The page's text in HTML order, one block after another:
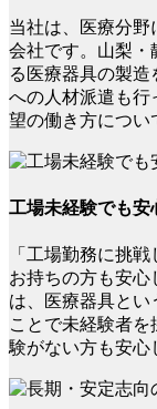
当社は、医療分野
会社です。山梨・
る医療器具の製
への人材派遣も行
望の働き方につい
工場未経験でも安
「工場勤務に挑
お持ちの方も安心
は、医療器具とい
ことで未経験者
験がない方も安心